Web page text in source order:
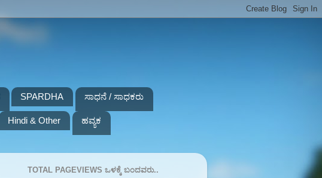
SPARDHA ಸಾಧನೆ / ಸಾಧಕರು
Hindi & Other ಹವ್ಯಕ
TOTAL PAGEVIEWS ಒಳಕ್ಕೆ ಬಂದವರು..